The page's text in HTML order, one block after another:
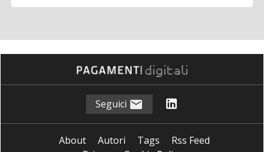
Seguici
About Autori Tags
Rss Feed